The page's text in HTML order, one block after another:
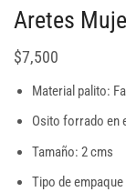
Aretes
$7,500
Material palito:
Osito forrado en
Tamaño: 2 cms
Tipo de